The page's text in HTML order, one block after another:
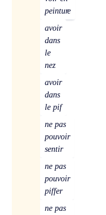
peinture
avoir
dans
le
nez
avoir
dans
le pif
ne pas
pouvoir
sentir
ne pas
pouvoir
piffer
ne pas